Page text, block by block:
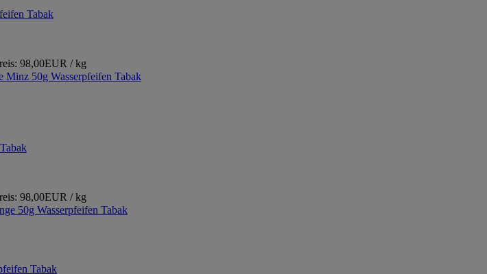
Tabak
98,00EUR / kg
98,00EUR / kg
Tabak